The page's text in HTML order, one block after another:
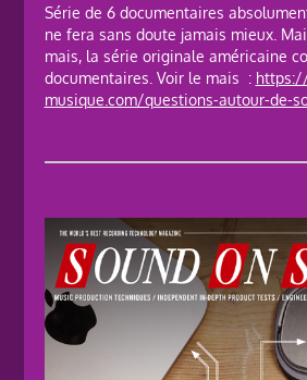
Série de 6 documentaires
ne fera sans doute jamais mieux.
mais, la série originale américaine
documentaires. Voir le mais :
musique.com/questions-autour-de-